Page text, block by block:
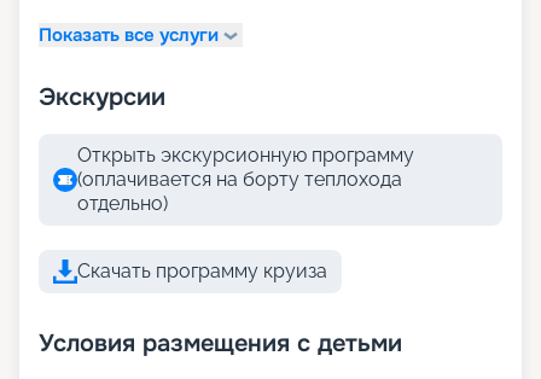
Показать все услуги
Экскурсии
Открыть экскурсионную программу
(оплачивается на борту теплохода
отдельно)
Скачать программу круиза
Условия размещения с детьми